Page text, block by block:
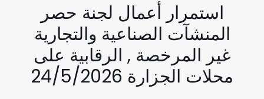
استمرار أعمال لجنة حصر
المنشآت الصناعية والتجارية
غير المرخصة , الرقابية على
محلات الجزارة 24/5/2026